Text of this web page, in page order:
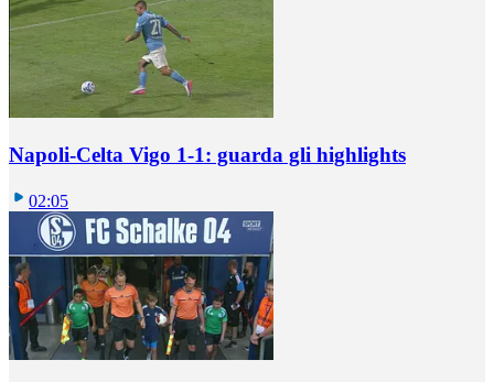
Napoli-Celta Vigo 1-1: guarda gli highlights
02:05